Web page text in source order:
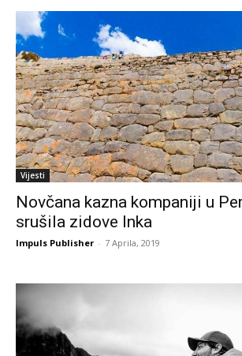
Vijesti
Novčana kazna kompaniji u
srušila zidove Inka
Impuls Publisher - 7 Aprila, 2019